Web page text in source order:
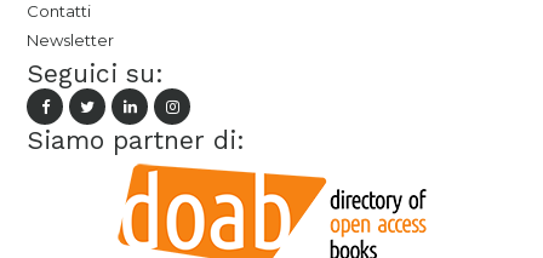
Contatti
Newsletter
Seguici su:
Siamo partner di: